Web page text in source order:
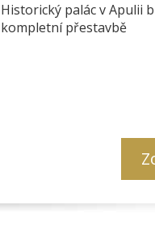
Historický palác v Apulii
kompletní přestavbě